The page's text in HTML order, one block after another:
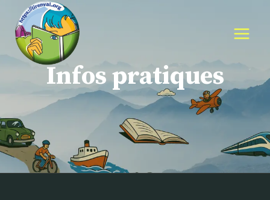
contenu
Infos pratiques